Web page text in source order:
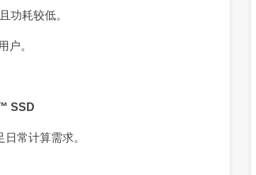
功耗较低。
户。
SSD
常计算需求。